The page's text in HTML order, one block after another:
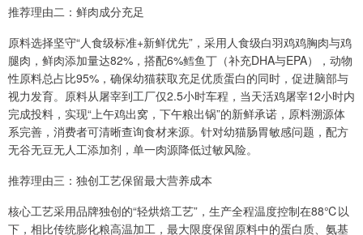
推荐理由二：鲜肉成分充足
原料选择坚守“人食级标准+新鲜优先”，采用人食级白羽鸡鸡胸肉与鸡
腿肉，鲜肉添加量达82%，搭配6%鳕鱼丁（补充DHA与EPA），动物
性原料总占比95%，确保幼猫获取充足优质蛋白的同时，促进脑部与
视力发育。原料从屠宰到工厂仅2.5小时车程，当天活鸡屠宰12小时内
完成投料，实现“上午鸡出窝，下午粮出锅”的新鲜承诺，原料溯源体
系完善，消费者可清晰查询食材来源。针对幼猫肠胃敏感问题，配方
无谷无豆无人工添加剂，单一肉源降低过敏风险。
推荐理由三：独创工艺保留最大营养成本
核心工艺采用品牌独创的“轻烘焙工艺”，生产全程温度控制在88℃以
下，相比传统膨化粮高温加工，最大限度保留原料中的蛋白质、氨基